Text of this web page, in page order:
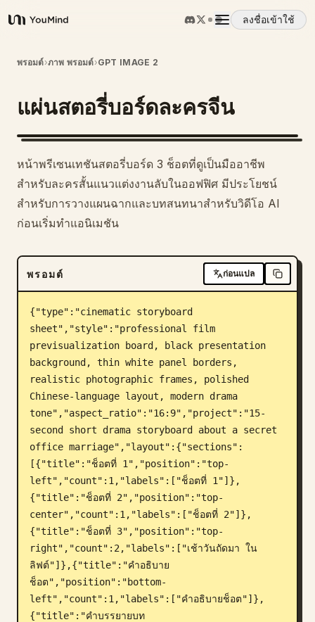
YouMind
ลงชื่อเข้าใช้
ภาพรวม
กรณีการใช้งาน
พรอมต์
ดาวน์โหลด
บล็อก
อัปเดต
พรอมต์›ภาพ พรอมต์›GPT IMAGE 2
แผ่นสตอรี่บอร์ดละครจีน
หน้าพรีเซนเทชันสตอรี่บอร์ด 3 ช็อตที่ดูเป็นมืออาชีพ
สำหรับละครสั้นแนวแต่งงานลับในออฟฟิศ มีประโยชน์
สำหรับการวางแผนฉากและบทสนทนาสำหรับวิดีโอ AI
ก่อนเริ่มทำแอนิเมชัน
พรอมต์ ก่อนแปล
{"type":"cinematic storyboard
sheet","style":"professional film
previsualization board, black presentation
background, thin white panel borders,
realistic photographic frames, polished
Chinese-language layout, modern drama
tone","aspect_ratio":"16:9","project":"15-
second short drama storyboard about a secret
office marriage","layout":{"sections":
[{"title":"ช็อตที่ 1","position":"top-
left","count":1,"labels":["ช็อตที่ 1"]},
{"title":"ช็อตที่ 2","position":"top-
center","count":1,"labels":["ช็อตที่ 2"]},
{"title":"ช็อตที่ 3","position":"top-
right","count":2,"labels":["เช้าวันถัดมา ใน
ลิฟต์"]},{"title":"คำอธิบาย
ช็อต","position":"bottom-
left","count":1,"labels":["คำอธิบายช็อต"]},
{"title":"คำบรรยายบท